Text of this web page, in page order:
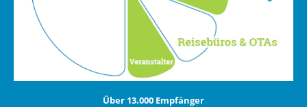
Über 13.000 Empfänger